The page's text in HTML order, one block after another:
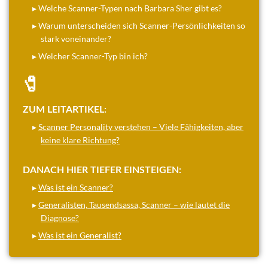
▸ Welche Scanner-Typen nach Barbara Sher gibt es?
▸ Warum unterscheiden sich Scanner-Persönlichkeiten so
stark voneinander?
▸ Welcher Scanner-Typ bin ich?
🧷
ZUM LEITARTIKEL:
▸Scanner Personality verstehen – Viele Fähigkeiten, aber
keine klare Richtung?
DANACH HIER TIEFER EINSTEIGEN:
▸Was ist ein Scanner?
▸Generalisten, Tausendsassa, Scanner – wie lautet die
Diagnose?
▸Was ist ein Generalist?